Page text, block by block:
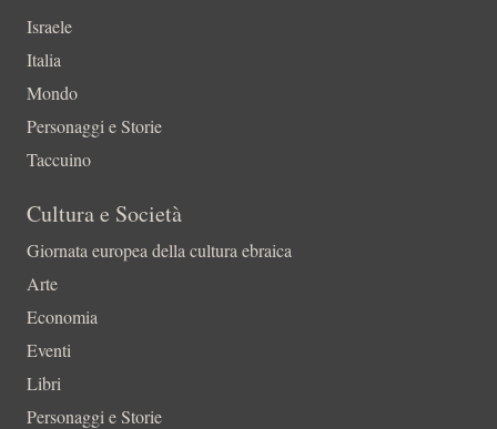
Israele
Italia
Mondo
Personaggi e Storie
Taccuino
Cultura e Società
Giornata europea della cultura ebraica
Arte
Economia
Eventi
Libri
Personaggi e Storie